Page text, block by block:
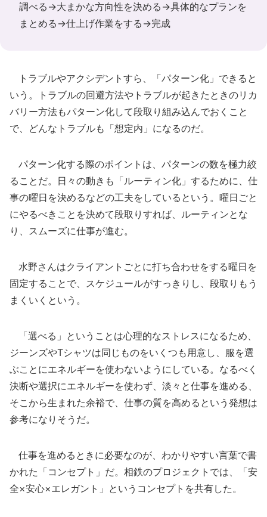
調べる→大まかな方向性を決める→具体的なプランを
まとめる→仕上げ作業をする→完成
トラブルやアクシデントすら、「パターン化」できると
いう。トラブルの回避方法やトラブルが起きたときのリカ
バリー方法もパターン化して段取り組み込んでおくこと
で、どんなトラブルも「想定内」になるのだ。
パターン化する際のポイントは、パターンの数を極力絞
ることだ。日々の動きも「ルーティン化」するために、仕
事の曜日を決めるなどの工夫をしているという。曜日ごと
にやるべきことを決めて段取りすれば、ルーティンとな
り、スムーズに仕事が進む。
水野さんはクライアントごとに打ち合わせをする曜日を
固定することで、スケジュールがすっきりし、段取りもう
まくいくという。
「選べる」ということは心理的なストレスになるため、
ジーンズやTシャツは同じものをいくつも用意し、服を選
ぶことにエネルギーを使わないようにしている。なるべく
決断や選択にエネルギーを使わず、淡々と仕事を進める、
そこから生まれた余裕で、仕事の質を高めるという発想は
参考になりそうだ。
仕事を進めるときに必要なのが、わかりやすい言葉で書
かれた「コンセプト」だ。相鉄のプロジェクトでは、「安
全×安心×エレガント」というコンセプトを共有した。